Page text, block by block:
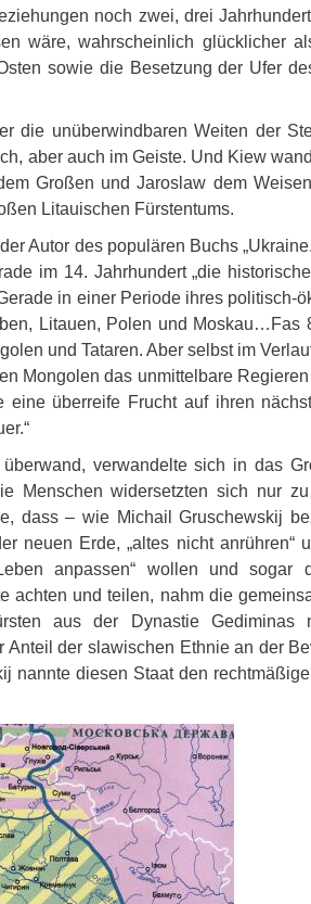
noch zwei, drei
wäre, wahrscheinlich glücklicher
sowie die Besetzung der Ufer
die unüberwindbaren Weiten der
aber auch im Geiste. Und Kiew
Großen und Jaroslaw dem
Litauischen Fürstentums.
Autor des populären Buchs
im 14. Jahrhundert „die
in einer Periode ihres politisch-
Litauen, Polen und Moskau…Fas
und Tataren. Aber selbst im
Mongolen das unmittelbare
überreife Frucht auf ihren
verwandelte sich in das
Menschen widersetzten sich nur
dass – wie Michail Gruschewskij
neuen Erde, „altes nicht anrühren“
anpassen“ wollen und sogar
achten und teilen, nahm die
aus der Dynastie Gediminas
der slawischen Ethnie an der
nannte diesen Staat den